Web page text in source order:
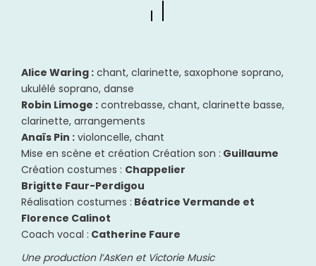
Alice Waring : chant, clarinette, saxophone soprano,
ukulélé soprano, danse
Robin Limoge : contrebasse, chant, clarinette basse,
clarinette, arrangements
Anaïs Pin : violoncelle, chant
Mise en scène et création Création son : Guillaume
Création costumes : Chappelier
Brigitte Faur-Perdigou
Réalisation costumes : Béatrice Vermande et
Florence Calinot
Coach vocal : Catherine Faure
Une production l’AsKen et Victorie Music